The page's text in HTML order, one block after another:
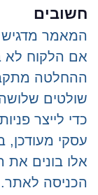
חשובים
המאמר מדגיש
אם הלקוח לא
שולטים שלושה
כדי לייצר
עסקי מעודכן,
אלו בונים את
הכניסה לאתר.